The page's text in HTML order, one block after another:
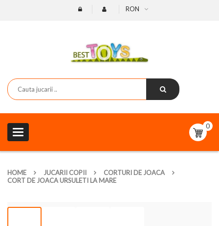
RON
Toggle
navigation
0
HOME JUCARII COPII
CORTURI DE JOACA
CORT DE JOACA URSULETI LA MARE